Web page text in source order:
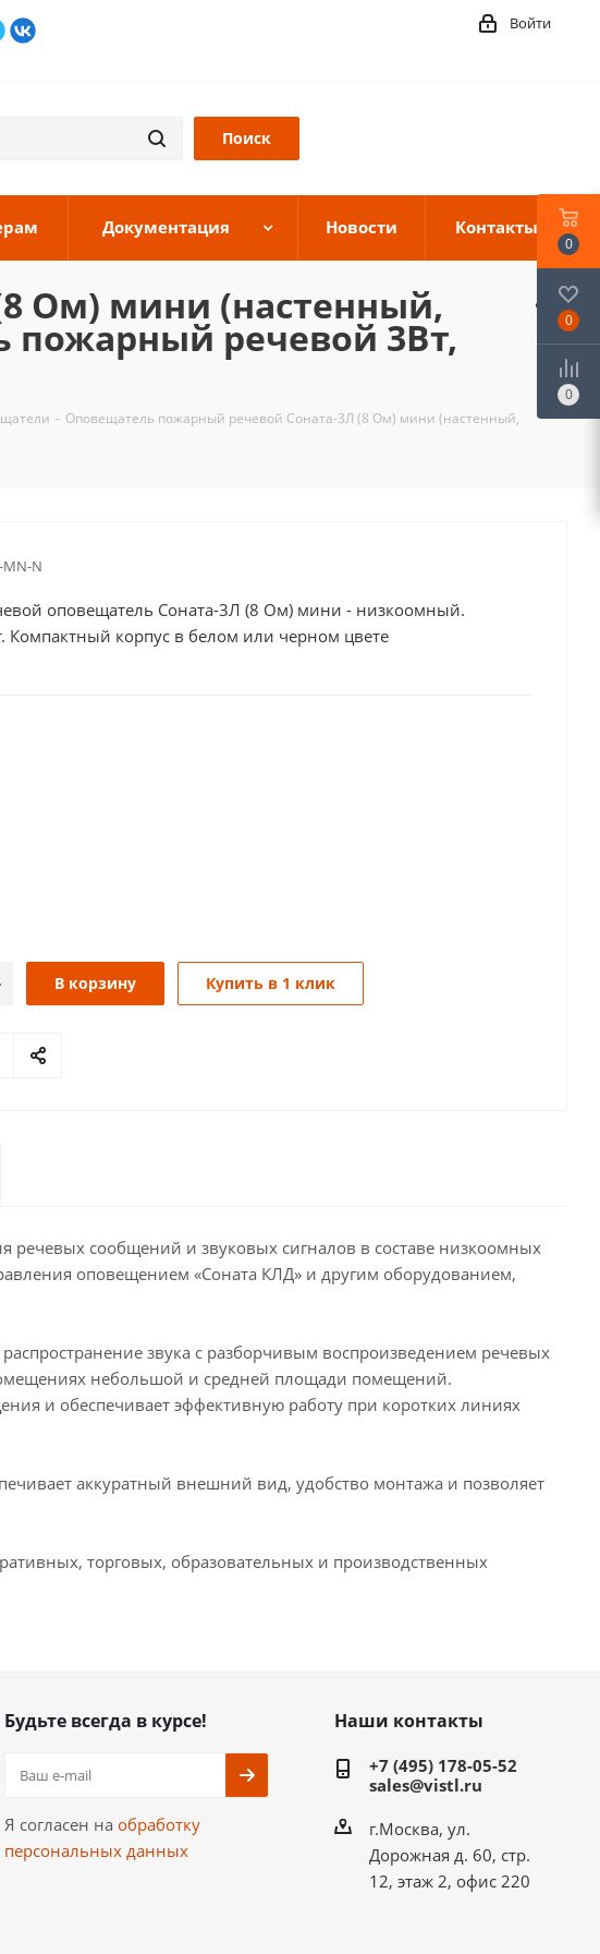
Войти
Документация Новости Контакты
Ом) мини (настенный,
пожарный речевой 3Вт,
- Оповещатель пожарный речевой Соната-3Л (8 Ом) мини (настенный,
MN-N
оповещатель Соната-3Л (8 Ом) мини - низкоомный.
Компактный корпус в белом или черном цвете
В корзину Купить в 1 клик
речевых сообщений и звуковых сигналов в составе низкоомных
оповещением «Соната КЛД» и другим оборудованием,
звука с разборчивым воспроизведением речевых
небольшой и средней площади помещений.
и обеспечивает эффективную работу при коротких линиях
аккуратный внешний вид, удобство монтажа и позволяет
торговых, образовательных и производственных
Будьте всегда в курсе!
Я согласен на обработку
персональных данных
Наши контакты
+7 (495) 178-05-52
sales@vistl.ru
г.Москва, ул.
Дорожная д. 60, стр.
12, этаж 2, офис 220
0
0
0